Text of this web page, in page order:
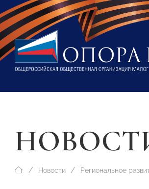
Новости Региональное